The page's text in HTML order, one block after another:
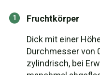
Fruchtkörper
Dick mit einer
Durchmesser von
zylindrisch, bei